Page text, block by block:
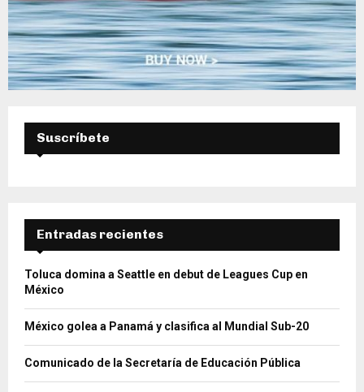
Suscríbete
Entradas recientes
Toluca domina a Seattle en debut de Leagues Cup en
México
México golea a Panamá y clasifica al Mundial Sub-20
Comunicado de la Secretaría de Educación Pública